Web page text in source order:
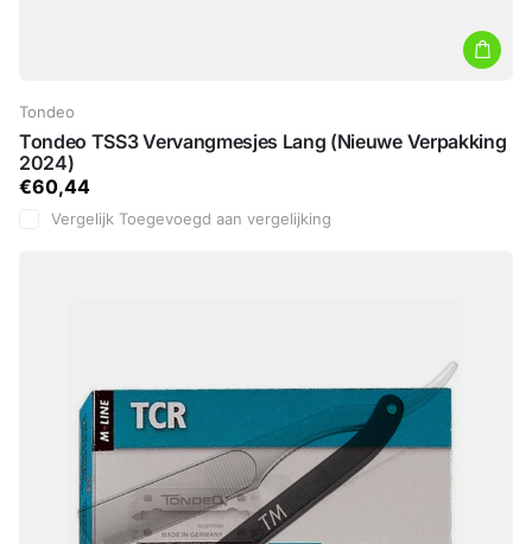
Tondeo
Tondeo TSS3 Vervangmesjes Lang (Nieuwe Verpakking
2024)
€60,44
Vergelijk Toegevoegd aan vergelijking